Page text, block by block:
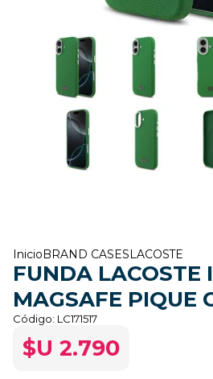
Inicio BRAND CASES LACOSTE
FUNDA LACOSTE
MAGSAFE PIQUE
Código: LC171517
$U 2.790